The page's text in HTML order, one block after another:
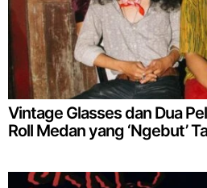
Vintage Glasses dan Dua
Roll Medan yang ‘Ngebut’